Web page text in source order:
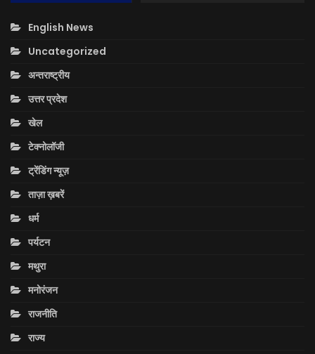
English News
Uncategorized
अन्तराष्ट्रीय
उत्तर प्रदेश
खेल
टेक्नोलॉजी
ट्रेंडिंग न्यूज़
ताज़ा ख़बरें
धर्म
पर्यटन
मथुरा
मनोरंजन
राजनीति
राज्य